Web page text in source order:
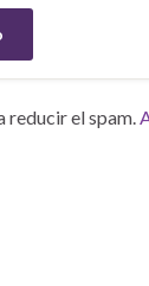
reducir el spam.